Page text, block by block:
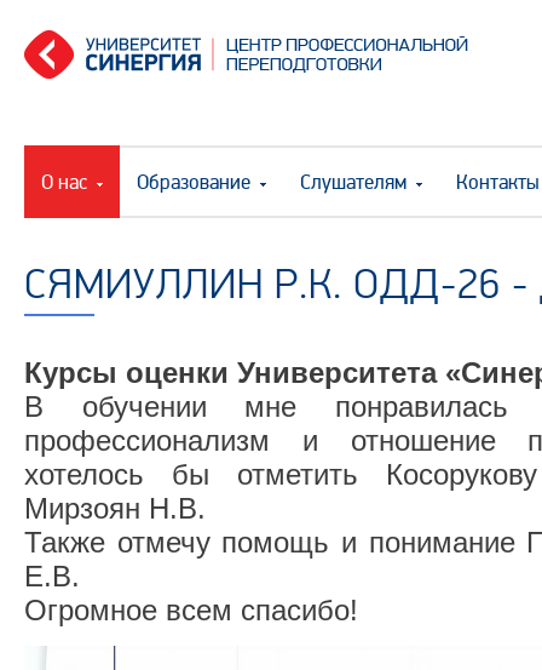
О нас Образование Слушателям Контакты
СЯМИУЛЛИН Р.К. ОДД-26 -
Курсы оценки Университета
В обучении мне понравилась
профессионализм и отношение
хотелось бы отметить
Мирзоян Н.В.
Также отмечу помощь и понимание
Е.В.
Огромное всем спасибо!